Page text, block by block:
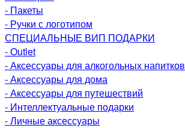
- Пакеты
- Ручки с логотипом
СПЕЦИАЛЬНЫЕ ВИП ПОДАРКИ
- Outlet
- Аксессуары для алкогольных напитков
- Аксессуары для дома
- Аксессуары для путешествий
- Интеллектуальные подарки
- Личные аксессуары